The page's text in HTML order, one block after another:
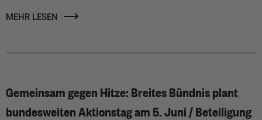
MEHR LESEN
Gemeinsam gegen Hitze: Breites Bündnis plant
bundesweiten Aktionstag am 5. Juni / Beteiligung